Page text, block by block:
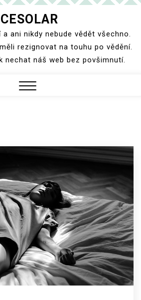
CESOLAR
ani nikdy nebude vědět všechno.
rezignovat na touhu po vědění.
nechat náš web bez povšimnutí.